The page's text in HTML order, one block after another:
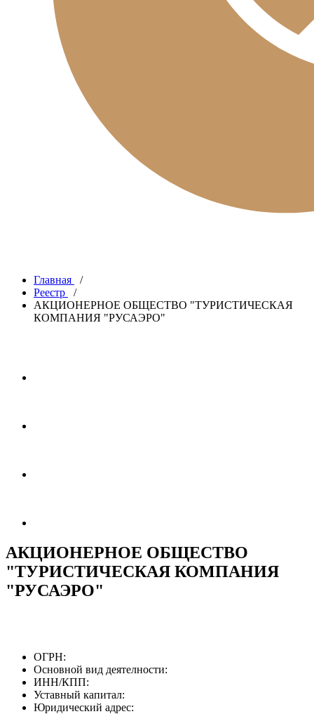
Главная
/
Реестр
/
АКЦИОНЕРНОЕ ОБЩЕСТВО "ТУРИСТИЧЕСКАЯ
КОМПАНИЯ "РУСАЭРО"
АКЦИОНЕРНОЕ ОБЩЕСТВО
"ТУРИСТИЧЕСКАЯ КОМПАНИЯ
"РУСАЭРО"
ОГРН:
Основной вид деятелности:
ИНН/КПП:
Уставный капитал:
Юридический адрес: